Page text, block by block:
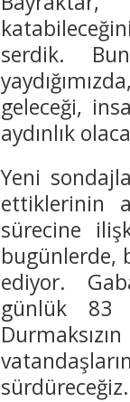
serdik.
geleceği,
aydınlık
Yeni
ettiklerinin
sürecine
bugünlerde,
ediyor.
günlük 83